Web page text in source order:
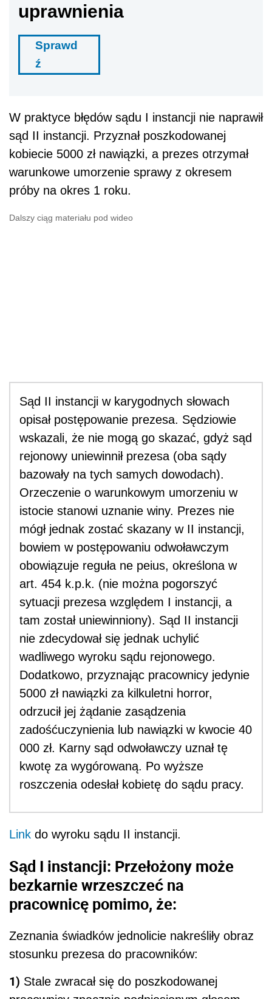
uprawnienia
Sprawd
ź
W praktyce błędów sądu I instancji nie naprawił
sąd II instancji. Przyznał poszkodowanej
kobiecie 5000 zł nawiązki, a prezes otrzymał
warunkowe umorzenie sprawy z okresem
próby na okres 1 roku.
Dalszy ciąg materiału pod wideo
Sąd II instancji w karygodnych słowach
opisał postępowanie prezesa. Sędziowie
wskazali, że nie mogą go skazać, gdyż sąd
rejonowy uniewinnił prezesa (oba sądy
bazowały na tych samych dowodach).
Orzeczenie o warunkowym umorzeniu w
istocie stanowi uznanie winy. Prezes nie
mógł jednak zostać skazany w II instancji,
bowiem w postępowaniu odwoławczym
obowiązuje reguła ne peius, określona w
art. 454 k.p.k. (nie można pogorszyć
sytuacji prezesa względem I instancji, a
tam został uniewinniony). Sąd II instancji
nie zdecydował się jednak uchylić
wadliwego wyroku sądu rejonowego.
Dodatkowo, przyznając pracownicy jedynie
5000 zł nawiązki za kilkuletni horror,
odrzucił jej żądanie zasądzenia
zadośćuczynienia lub nawiązki w kwocie 40
000 zł. Karny sąd odwoławczy uznał tę
kwotę za wygórowaną. Po wyższe
roszczenia odesłał kobietę do sądu pracy.
Link do wyroku sądu II instancji.
Sąd I instancji: Przełożony może
bezkarnie wrzeszczeć na
pracownicę pomimo, że:
Zeznania świadków jednolicie nakreśliły obraz
stosunku prezesa do pracowników:
1) Stale zwracał się do poszkodowanej